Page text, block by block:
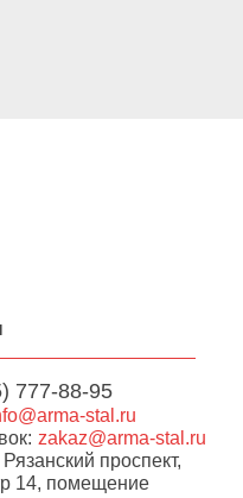
777-88-95
stal.ru
zakaz@arma-stal.ru
проспект,
14, помещение